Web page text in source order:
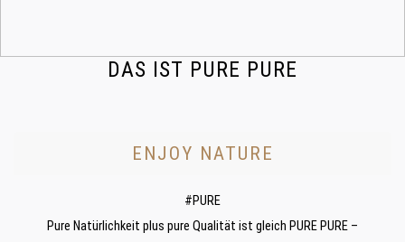
DAS IST PURE PURE
ENJOY NATURE
#PURE
Pure Natürlichkeit plus pure Qualität ist gleich PURE PURE –